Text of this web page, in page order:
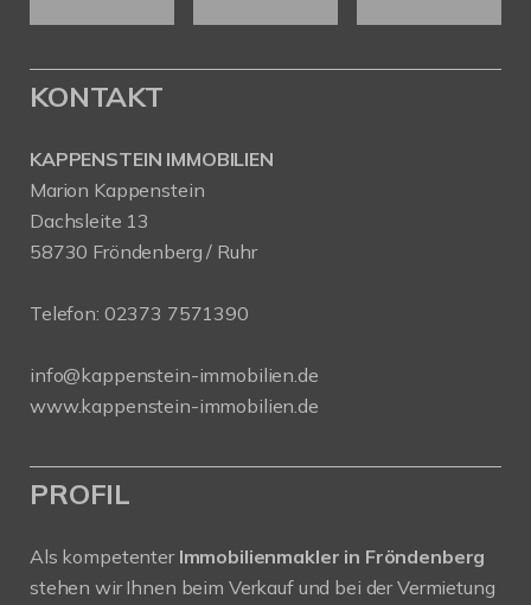
KONTAKT
KAPPENSTEIN IMMOBILIEN
Marion Kappenstein
Dachsleite 13
58730 Fröndenberg / Ruhr
Telefon: 02373 7571390
info@kappenstein-immobilien.de
www.kappenstein-immobilien.de
PROFIL
Als kompetenter Immobilienmakler in Fröndenberg
stehen wir Ihnen beim Verkauf und bei der Vermietung